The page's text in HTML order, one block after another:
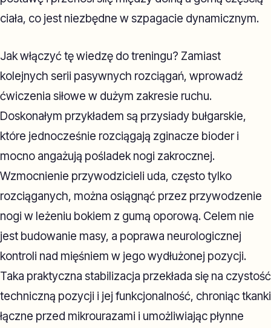
ciała, co jest niezbędne w szpagacie dynamicznym.
Jak włączyć tę wiedzę do treningu? Zamiast
kolejnych serii pasywnych rozciągań, wprowadź
ćwiczenia siłowe w dużym zakresie ruchu.
Doskonałym przykładem są przysiady bułgarskie,
które jednocześnie rozciągają zginacze bioder i
mocno angażują pośladek nogi zakrocznej.
Wzmocnienie przywodzicieli uda, często tylko
rozciąganych, można osiągnąć przez przywodzenie
nogi w leżeniu bokiem z gumą oporową. Celem nie
jest budowanie masy, a poprawa neurologicznej
kontroli nad mięśniem w jego wydłużonej pozycji.
Taka praktyczna stabilizacja przekłada się na czystość
techniczną pozycji i jej funkcjonalność, chroniąc tkanki
łączne przed mikrourazami i umożliwiając płynne